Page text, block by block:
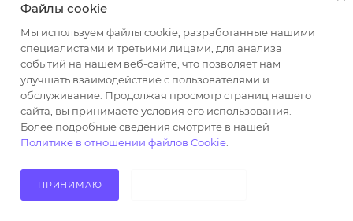
2026 © ООО "Вайт Текстиль групп"
Любая информация на сайте носит справочный
характер и не является публичной офертой
определяемой положениями пункта 2 статьи 437
Гражданского кодекса Российской Федерации.
Использование любых материалов, опубликованных
на https://opt-milena.ru, допустимо только при
наличии письменного разрешения редакции и
активной ссылки на https://opt-milena.ru
Файлы cookie
Мы используем файлы cookie, разработанные нашими
специалистами и третьими лицами, для анализа
событий на нашем веб-сайте, что позволяет нам
улучшать взаимодействие с пользователями и
обслуживание. Продолжая просмотр страниц нашего
сайта, вы принимаете условия его использования.
Более подробные сведения смотрите в нашей
Политике в отношении файлов Cookie
ПРИНИМАЮ